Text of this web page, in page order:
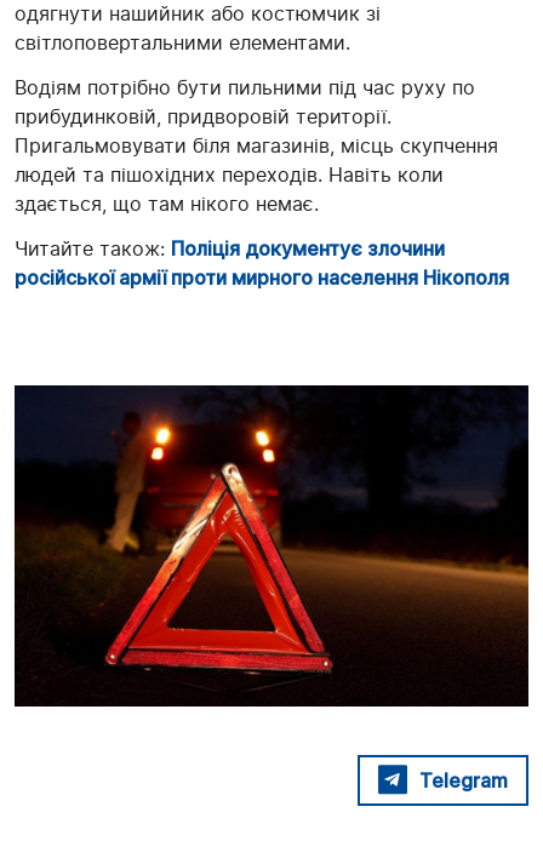
одягнути нашийник або костюмчик зі
світлоповертальними елементами.
Водіям потрібно бути пильними під час руху по
прибудинковій, придворовій території.
Пригальмовувати біля магазинів, місць скупчення
людей та пішохідних переходів. Навіть коли
здається, що там нікого немає.
Читайте також: Поліція документує злочини
російської армії проти мирного населення Нікополя
Telegram